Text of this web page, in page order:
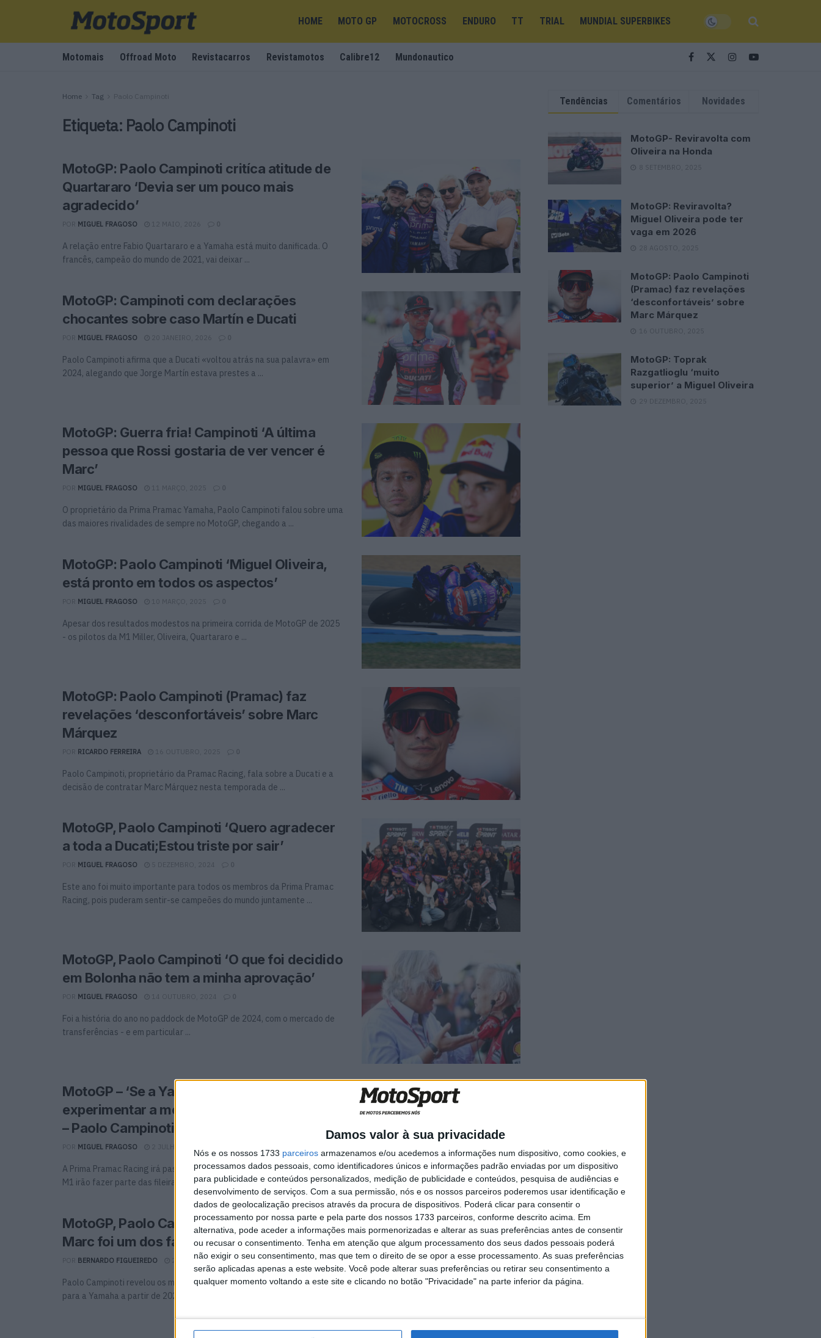
Damos valor à sua privacidade
Nós e os nossos 1733 parceiros armazenamos e/ou acedemos a informações num dispositivo, como cookies, e
processamos dados pessoais, como identificadores únicos e informações padrão enviadas por um dispositivo
para publicidade e conteúdos personalizados, medição de publicidade e conteúdos, pesquisa de audiências e
desenvolvimento de serviços. Com a sua permissão, nós e os nossos parceiros poderemos usar identificação e
dados de geolocalização precisos através da procura de dispositivos. Poderá clicar para consentir o
processamento por nossa parte e pela parte dos nossos 1733 parceiros, conforme descrito acima. Em
alternativa, pode aceder a informações mais pormenorizadas e alterar as suas preferências antes de consentir
ou recusar o consentimento. Tenha em atenção que algum processamento dos seus dados pessoais poderá
não exigir o seu consentimento, mas que tem o direito de se opor a esse processamento. As suas preferências
serão aplicadas apenas a este website. Você pode alterar suas preferências ou retirar seu consentimento a
qualquer momento voltando a este site e clicando no botão "Privacidade" na parte inferior da página.
HOME MOTO GP MOTOCROSS ENDURO TT TRIAL MUNDIAL SUPERBIKES
Motomais Offroad Moto Revistacarros Revistamotos Calibre12 Mundonautico
Home Tag Paolo Campinoti
Etiqueta: Paolo Campinoti
MotoGP: Paolo Campinoti critíca atitude de
Quartararo ‘Devia ser um pouco mais
agradecido’
MIGUEL FRAGOSO 12 MAIO, 2026 0
A relação entre Fabio Quartararo e a Yamaha está muito danificada. O
francês, campeão do mundo de 2021, vai deixar ...
MotoGP: Campinoti com declarações
chocantes sobre caso Martín e Ducati
MIGUEL FRAGOSO 20 JANEIRO, 2026 0
Paolo Campinoti afirma que a Ducati «voltou atrás na sua palavra» em
2024, alegando que Jorge Martín estava prestes a ...
MotoGP: Guerra fria! Campinoti ‘A última
pessoa que Rossi gostaria de ver vencer é
Marc’
MIGUEL FRAGOSO 11 MARÇO, 2025 0
O proprietário da Prima Pramac Yamaha, Paolo Campinoti falou sobre uma
das maiores rivalidades de sempre no MotoGP, chegando a ...
MotoGP: Paolo Campinoti ‘Miguel Oliveira,
está pronto em todos os aspectos’
MIGUEL FRAGOSO 10 MARÇO, 2025 0
Apesar dos resultados modestos na primeira corrida de MotoGP de 2025
- os pilotos da M1 Miller, Oliveira, Quartararo e ...
MotoGP: Paolo Campinoti (Pramac) faz
revelações ‘desconfortáveis’ sobre Marc
Márquez
RICARDO FERREIRA 16 OUTUBRO, 2025 0
Paolo Campinoti, proprietário da Pramac Racing, fala sobre a Ducati e a
decisão de contratar Marc Márquez nesta temporada de ...
MotoGP, Paolo Campinoti ‘Quero agradecer
a toda a Ducati;Estou triste por sair’
MIGUEL FRAGOSO 5 DEZEMBRO, 2024 0
Este ano foi muito importante para todos os membros da Prima Pramac
Racing, pois puderam sentir-se campeões do mundo juntamente ...
MotoGP, Paolo Campinoti ‘O que foi decidido
em Bolonha não tem a minha aprovação’
MIGUEL FRAGOSO 14 OUTUBRO, 2024 0
Foi a história do ano no paddock de MotoGP de 2024, com o mercado de
transferências - e em particular ...
MotoGP – ‘Se a Yamaha o deixar
experimentar a moto, ficarei muito contente’
– Paolo Campinoti sobre Iannone na Pramac
MIGUEL FRAGOSO 2 JULHO, 2024
A Prima Pramac Racing irá passar a ter motos de fábrica da Yamaha, as
M1 irão fazer parte das fileiras ...
MotoGP, Paolo Campinoti: “A escolha do
Marc foi um dos fatores”
BERNARDO FIGUEIREDO 28 JUNHO, 2024 0
Paolo Campinoti revelou os motivos que levam a que a Pramac se mude
para a Yamaha a partir de 2025, ...
Tendências Comentários Novidades
MotoGP- Reviravolta com
Oliveira na Honda
8 SETEMBRO, 2025
MotoGP: Reviravolta?
Miguel Oliveira pode ter
vaga em 2026
28 AGOSTO, 2025
MotoGP: Paolo Campinoti
(Pramac) faz revelações
‘desconfortáveis’ sobre
Marc Márquez
16 OUTUBRO, 2025
MotoGP: Toprak
Razgatlioglu ‘muito
superior’ a Miguel Oliveira